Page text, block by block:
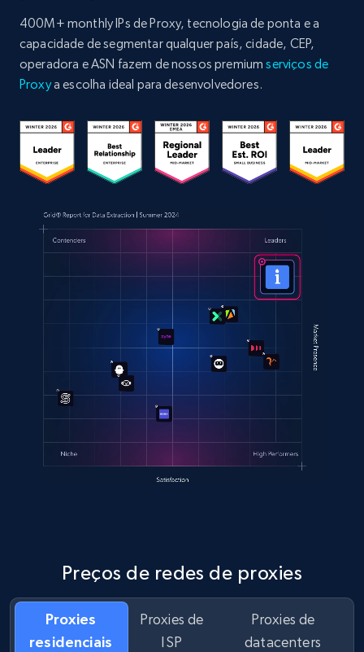
400M+ monthly IPs de Proxy, tecnologia de ponta e a
capacidade de segmentar qualquer país, cidade, CEP,
operadora e ASN fazem de nossos premiumserviços de
Proxya escolha ideal para desenvolvedores.
Preços de redes de proxies
Proxies
residenciais
Proxies de
ISP
Proxies de
datacenters